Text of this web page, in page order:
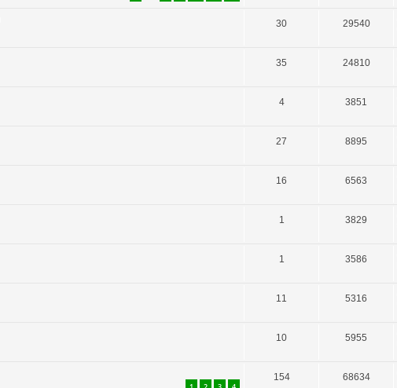
30 29540
35 24810
4 3851
27 8895
16 6563
1 3829
1 3586
11 5316
10 5955
154 68634